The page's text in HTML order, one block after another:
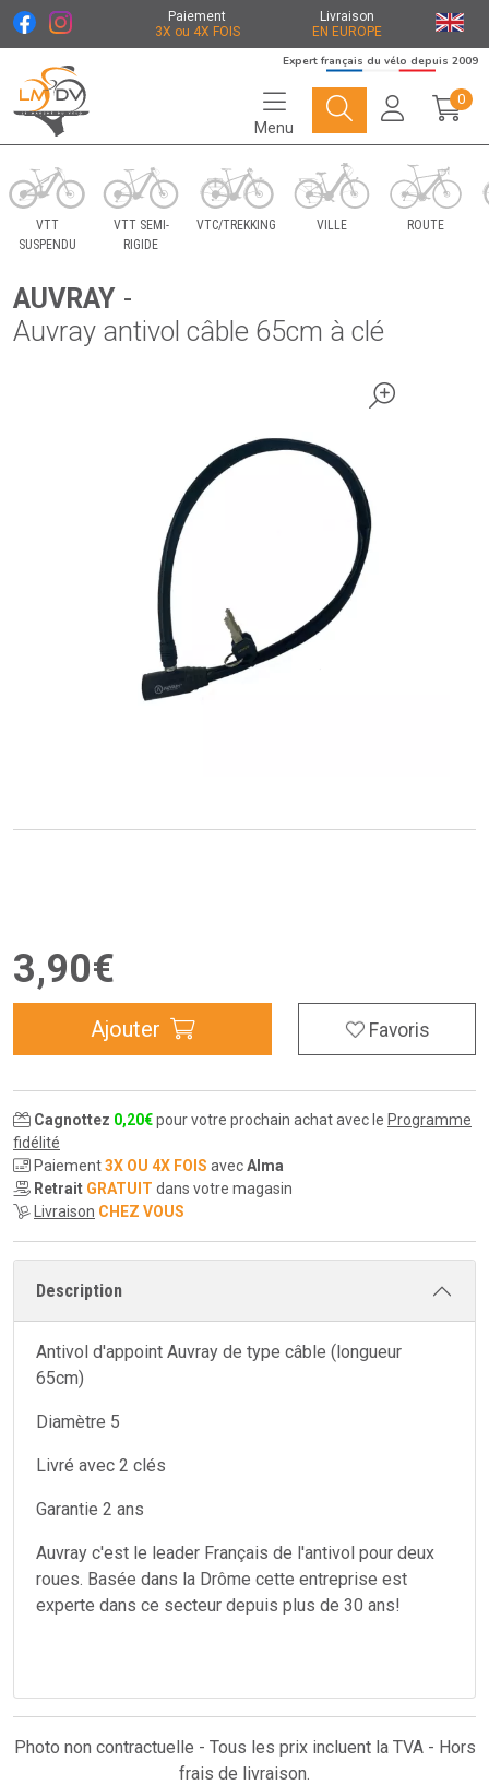
Paiement
3X ou 4X FOIS
Livraison
EN EUROPE
Le Marché du Vélo Votre distributeurs de vélo
Expert français du vélo depuis 2009
Menu
0
VTT
SUSPENDU
VTT SEMI-
RIGIDE
VTC/TREKKING VILLE ROUTE
AUVRAY -
Auvray antivol câble 65cm à clé
3,90€
Ajouter Favoris
Cagnottez 0,20€pour votre prochain achat avec le Programme
fidélité
Paiement3X OU 4X FOIS avecAlma
Retrait GRATUIT dans votre magasin
Livraison CHEZ VOUS
Description
Antivol d'appoint Auvray de type câble (longueur
65cm)
Diamètre 5
Livré avec 2 clés
Garantie 2 ans
Auvray c'est le leader Français de l'antivol pour deux
roues. Basée dans la Drôme cette entreprise est
experte dans ce secteur depuis plus de 30 ans!
Photo non contractuelle - Tous les prix incluent la TVA - Hors
frais de livraison.